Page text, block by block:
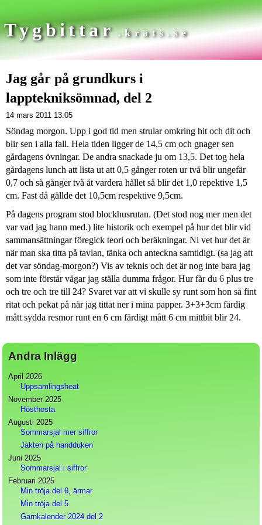
Tygbittar .krats.se
Jag går på grundkurs i
lapptekniksömnad, del 2
14 mars 2011 13:05
Söndag morgon. Upp i god tid men strular omkring hit och dit och
blir sen i alla fall. Hela tiden ligger de 14,5 cm och gnager sen
gårdagens övningar. De andra snackade ju om 13,5. Det tog hela
gårdagens lunch att lista ut att 0,5 gånger roten ur två blir ungefär
0,7 och så gånger två åt vardera hållet så blir det 1,0 repektive 1,5
cm. Fast då gällde det 10,5cm respektive 9,5cm.
På dagens program stod blockhusrutan. (Det stod nog mer men det
var vad jag hann med.) lite historik och exempel på hur det blir vid
sammansättningar föregick teori och beräkningar. Ni vet hur det är
när man ska titta på tavlan, tänka och anteckna samtidigt. (sa jag att
det var söndag-morgon?) Vis av teknis och det är nog inte bara jag
som inte förstår vågar jag ställa dumma frågor. Hur får du 6 plus tre
och tre och tre till 24? Svaret var att vi skulle sy runt som hon så fint
ritat och pekat på när jag tittat ner i mina papper. 3+3+3cm färdig
mått sydda resmor runt en 6 cm färdigt mått 6 cm mittbit blir 24.
Andra Inlägg
April 2026
Uppsamlingsheat
November 2025
Hösthosta
Augusti 2025
Sommarsjal mer siffror
Jakten på handduken
Juni 2025
Sommarsjal i siffror
Februari 2025
Min tröja del 6, ärmar
Min tröja del 5
Garnkalender 2024 del 2